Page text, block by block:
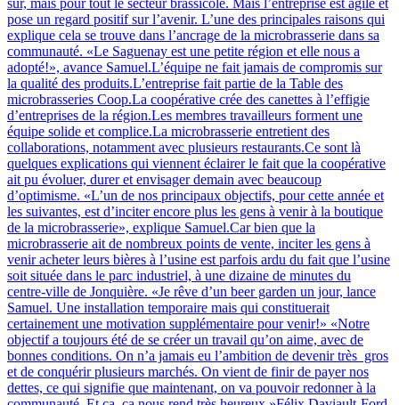
sûr, mais pour tout le secteur brassicole. Mais l’entreprise est agile et
pose un regard positif sur l’avenir. L’une des principales raisons qui
explique cela se trouve dans l’ancrage de la microbrasserie dans sa
communauté. «Le Saguenay est une petite région et elle nous a
adopté!», avance Samuel.L’équipe ne fait jamais de compromis sur
la qualité des produits.L’entreprise fait partie de la Table des
microbrasseries Coop.La coopérative crée des canettes à l’effigie
d’entreprises de la région.Les membres travailleurs forment une
équipe solide et complice.La microbrasserie entretient des
collaborations, notamment avec plusieurs restaurants.Ce sont là
quelques explications qui viennent éclairer le fait que la coopérative
ait pu évoluer, durer et envisager demain avec beaucoup
d’optimisme. «L’un de nos principaux objectifs, pour cette année et
les suivantes, est d’inciter encore plus les gens à venir à la boutique
de la microbrasserie», explique Samuel.Car bien que la
microbrasserie ait de nombreux points de vente, inciter les gens à
venir acheter leurs bières à l’usine est parfois ardu du fait que l’usine
soit située dans le parc industriel, à une dizaine de minutes du
centre-ville de Jonquière. «Je rêve d’un beer garden un jour, lance
Samuel. Une installation temporaire mais qui constituerait
certainement une motivation supplémentaire pour venir!» «Notre
objectif a toujours été de se créer un travail qu’on aime, avec de
bonnes conditions. On n’a jamais eu l’ambition de devenir très gros
et de conquérir plusieurs marchés. On vient de finir de payer nos
dettes, ce qui signifie que maintenant, on va pouvoir redonner à la